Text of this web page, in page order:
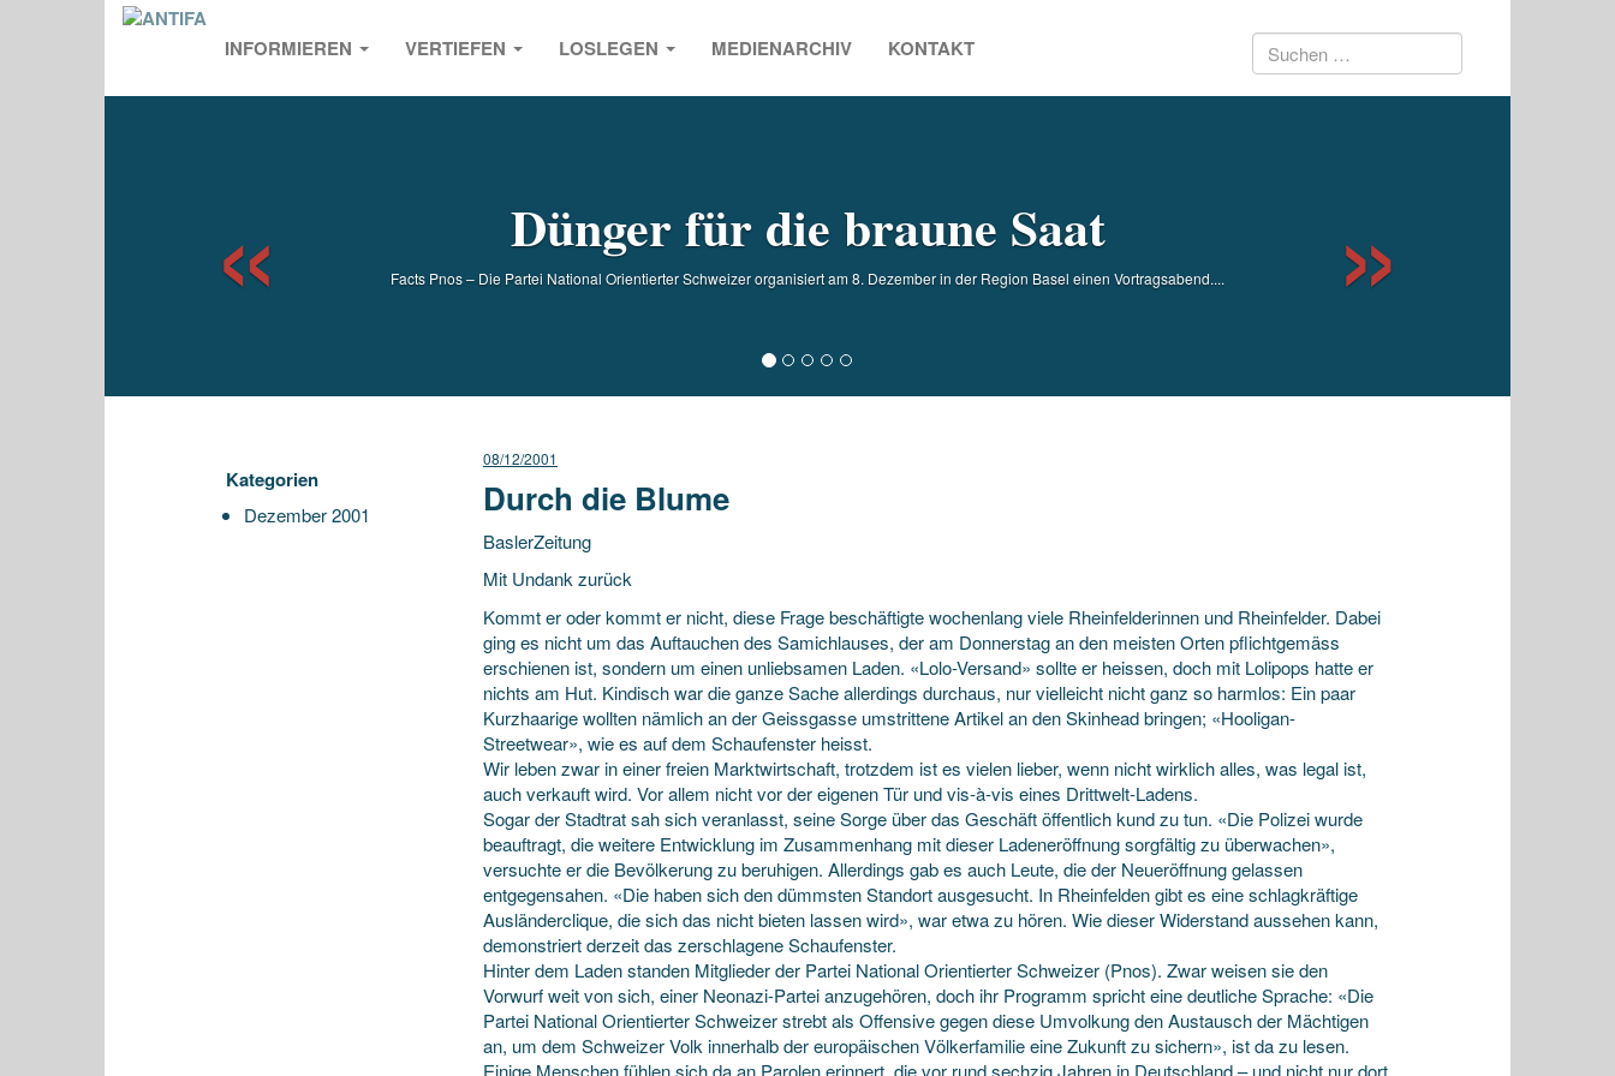
INFORMIEREN VERTIEFEN LOSLEGEN MEDIENARCHIV KONTAKT Suchen
Dünger für die braune Saat
Facts Pnos – Die Partei National Orientierter Schweizer organisiert am 8. Dezember in der Region Basel einen Vortragsabend....
Kategorien
Dezember 2001
08/12/2001
Durch die Blume
BaslerZeitung
Mit Undank zurück
Kommt er oder kommt er nicht, diese Frage beschäftigte wochenlang viele Rheinfelderinnen und Rheinfelder. Dabei
ging es nicht um das Auftauchen des Samichlauses, der am Donnerstag an den meisten Orten pflichtgemäss
erschienen ist, sondern um einen unliebsamen Laden. «Lolo-Versand» sollte er heissen, doch mit Lolipops hatte er
nichts am Hut. Kindisch war die ganze Sache allerdings durchaus, nur vielleicht nicht ganz so harmlos: Ein paar
Kurzhaarige wollten nämlich an der Geissgasse umstrittene Artikel an den Skinhead bringen; «Hooligan-
Streetwear», wie es auf dem Schaufenster heisst.
Wir leben zwar in einer freien Marktwirtschaft, trotzdem ist es vielen lieber, wenn nicht wirklich alles, was legal ist,
auch verkauft wird. Vor allem nicht vor der eigenen Tür und vis-à-vis eines Drittwelt-Ladens.
Sogar der Stadtrat sah sich veranlasst, seine Sorge über das Geschäft öffentlich kund zu tun. «Die Polizei wurde
beauftragt, die weitere Entwicklung im Zusammenhang mit dieser Ladeneröffnung sorgfältig zu überwachen»,
versuchte er die Bevölkerung zu beruhigen. Allerdings gab es auch Leute, die der Neueröffnung gelassen
entgegensahen. «Die haben sich den dümmsten Standort ausgesucht. In Rheinfelden gibt es eine schlagkräftige
Ausländerclique, die sich das nicht bieten lassen wird», war etwa zu hören. Wie dieser Widerstand aussehen kann,
demonstriert derzeit das zerschlagene Schaufenster.
Hinter dem Laden standen Mitglieder der Partei National Orientierter Schweizer (Pnos). Zwar weisen sie den
Vorwurf weit von sich, einer Neonazi-Partei anzugehören, doch ihr Programm spricht eine deutliche Sprache: «Die
Partei National Orientierter Schweizer strebt als Offensive gegen diese Umvolkung den Austausch der Mächtigen
an, um dem Schweizer Volk innerhalb der europäischen Völkerfamilie eine Zukunft zu sichern», ist da zu lesen.
Einige Menschen fühlen sich da an Parolen erinnert, die vor rund sechzig Jahren in Deutschland – und nicht nur dort